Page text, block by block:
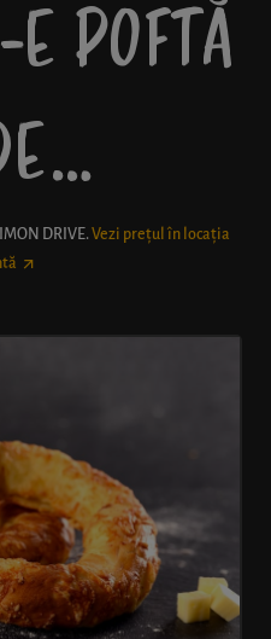
POFTĂ
DRIVE. Vezi prețul în locația